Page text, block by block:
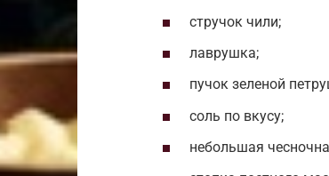
стручок чили;
лаврушка;
пучок зеленой
соль по вкусу;
небольшая